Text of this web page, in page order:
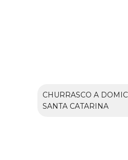
CHURRASCO A
SANTA CATARINA